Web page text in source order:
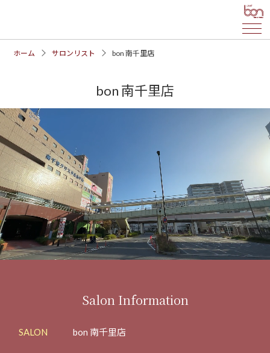
ホーム サロンリスト bon 南千里店
bon 南千里店
Salon Information
SALON bon 南千里店